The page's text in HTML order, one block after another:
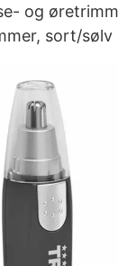
og
sort/sølv